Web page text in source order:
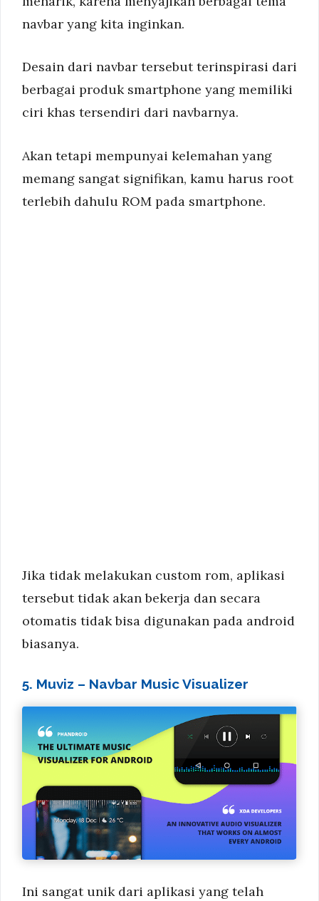
navbar yang kita inginkan.
Desain dari navbar tersebut terinspirasi dari
berbagai produk smartphone yang memiliki
ciri khas tersendiri dari navbarnya.
Akan tetapi mempunyai kelemahan yang
memang sangat signifikan, kamu harus root
terlebih dahulu ROM pada smartphone.
Jika tidak melakukan custom rom, aplikasi
tersebut tidak akan bekerja dan secara
otomatis tidak bisa digunakan pada android
biasanya.
5. Muviz – Navbar Music Visualizer
Ini sangat unik dari aplikasi yang telah